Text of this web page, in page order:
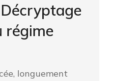
régime
longuement